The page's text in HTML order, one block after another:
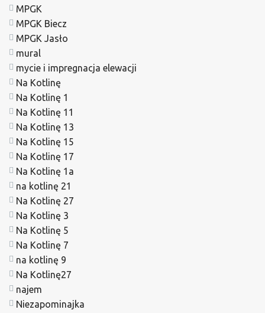
MPGK
MPGK Biecz
MPGK Jasło
mural
mycie i impregnacja elewacji
Na Kotlinę
Na Kotlinę 1
Na Kotlinę 11
Na Kotlinę 13
Na Kotlinę 15
Na Kotlinę 17
Na Kotlinę 1a
na kotlinę 21
Na Kotlinę 27
Na Kotlinę 3
Na Kotlinę 5
Na Kotlinę 7
na kotlinę 9
Na Kotlinę27
najem
Niezapominajka